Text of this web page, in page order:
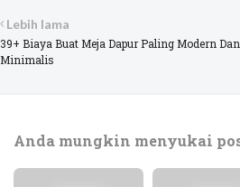
Lebih lama
39+ Biaya Buat Meja Dapur Paling Modern Dan
Minimalis
Anda mungkin menyukai